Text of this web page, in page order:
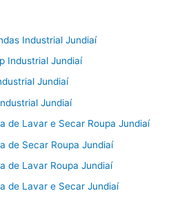
Industrial Jundiaí
Industrial Jundiaí
Jundiaí
Jundiaí
de Lavar e Secar Roupa Jundiaí
de Secar Roupa Jundiaí
de Lavar Roupa Jundiaí
de Lavar e Secar Jundiaí